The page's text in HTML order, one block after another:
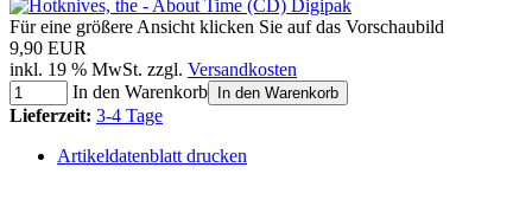
Für eine größere Ansicht klicken Sie auf das Vorschaubild
9,90 EUR
inkl. 19 % MwSt. zzgl. Versandkosten
In den Warenkorb
In den Warenkorb
Lieferzeit: 3-4 Tage
Artikeldatenblatt drucken